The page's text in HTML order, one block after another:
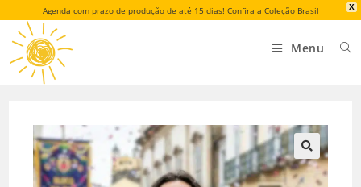
X
Agenda com prazo de produção de até 15 dias! Confira a Coleção Brasil
Menu